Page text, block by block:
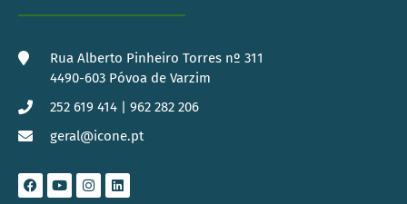
Rua Alberto Pinheiro Torres nº 311
4490-603 Póvoa de Varzim
252 619 414 | 962 282 206
geral@icone.pt